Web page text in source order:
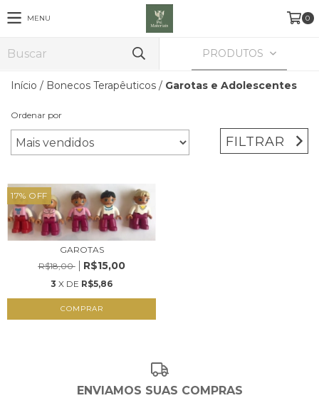
MENU 0
PRODUTOS
Início / Bonecos Terapêuticos / Garotas e Adolescentes
Ordenar por
FILTRAR
17% OFF
GAROTAS
R$18,00
R$15,00
3 X DE R$5,86
COMPRAR
ENVIAMOS SUAS COMPRAS